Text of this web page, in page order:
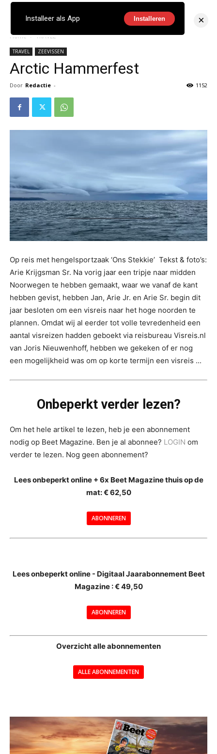
Home TRAVEL
TRAVEL ZEEVISSEN
Arctic Hammerfest
Door Redactie - 1152
Op reis met hengelsportzaak ‘Ons Stekkie’ Tekst & foto’s:
Arie Krijgsman Sr. Na vorig jaar een tripje naar midden
Noorwegen te hebben gemaakt, waar we vanaf de kant
hebben gevist, hebben Jan, Arie Jr. en Arie Sr. begin dit
jaar besloten om een visreis naar het hoge noorden te
plannen. Omdat wij al eerder tot volle tevredenheid een
aantal visreizen hadden geboekt via reisbureau Visreis.nl
van Joris Nieuwenhoff, hebben we gekeken of er nog
een mogelijkheid was om op korte termijn een visreis ...
Onbeperkt verder lezen?
Om het hele artikel te lezen, heb je een abonnement
nodig op Beet Magazine. Ben je al abonnee? LOGIN om
verder te lezen. Nog geen abonnement?
Lees onbeperkt online + 6x Beet Magazine thuis op de
mat: € 62,50
ABONNEREN
Lees onbeperkt online - Digitaal Jaarabonnement Beet
Magazine : € 49,50
ABONNEREN
Overzicht alle abonnementen
ALLE ABONNEMENTEN
Installeer als App Installeren ×